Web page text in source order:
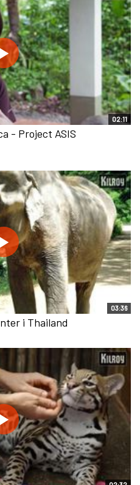
02:11
- Project ASIS
03:36
i Thailand